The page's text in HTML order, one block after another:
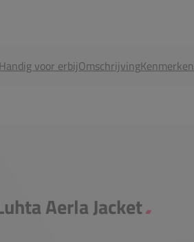
Handig voor erbijOmschrijvingKenmerken
Aerla Jacket